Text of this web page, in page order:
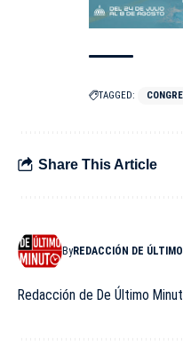
TAGGED:
Share This Article
ByREDACCIÓN DE
Redacción de De Último